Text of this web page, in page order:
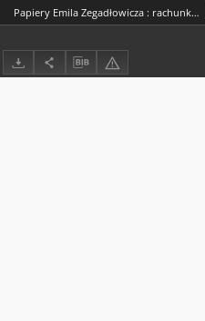
Papiery Emila Zegadłowicza : rachunki, kwity, upomnienia, pisma, weksle